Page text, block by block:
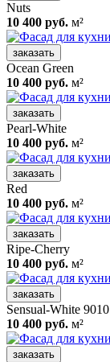
Nuts
10 400 руб. м²
заказать
Ocean Green
10 400 руб. м²
заказать
Pearl-White
10 400 руб. м²
заказать
Red
10 400 руб. м²
заказать
Ripe-Cherry
10 400 руб. м²
заказать
Sensual-White 9010
10 400 руб. м²
заказать